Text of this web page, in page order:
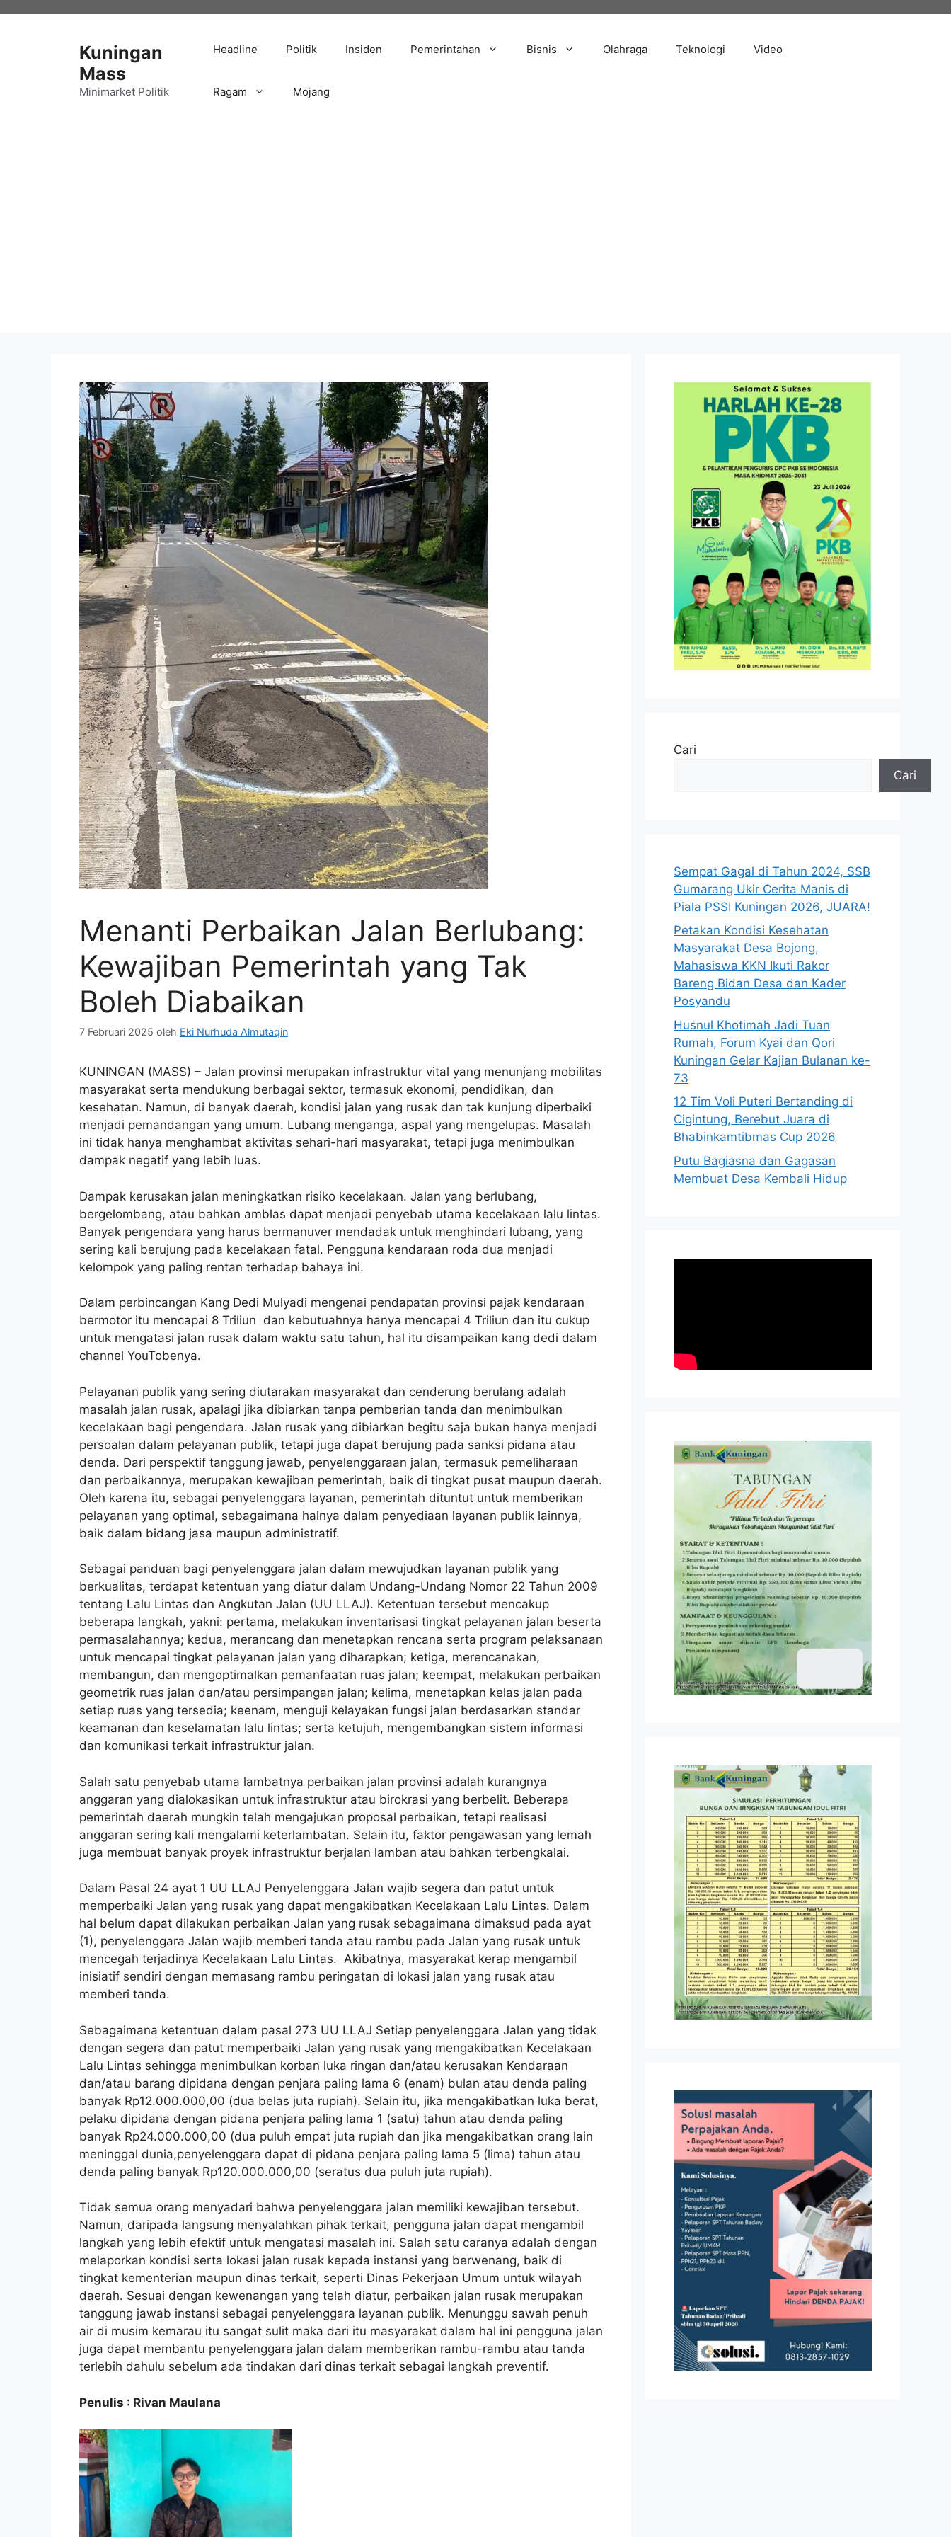
Kuningan
Mass
Minimarket Politik
Headline Politik Insiden Pemerintahan Bisnis Olahraga Teknologi Video
Ragam Mojang
Menanti Perbaikan Jalan Berlubang:
Kewajiban Pemerintah yang Tak
Boleh Diabaikan
7 Februari 2025 oleh Eki Nurhuda Almutaqin
KUNINGAN (MASS) – Jalan provinsi merupakan infrastruktur vital yang menunjang mobilitas
masyarakat serta mendukung berbagai sektor, termasuk ekonomi, pendidikan, dan
kesehatan. Namun, di banyak daerah, kondisi jalan yang rusak dan tak kunjung diperbaiki
menjadi pemandangan yang umum. Lubang menganga, aspal yang mengelupas. Masalah
ini tidak hanya menghambat aktivitas sehari-hari masyarakat, tetapi juga menimbulkan
dampak negatif yang lebih luas.
Dampak kerusakan jalan meningkatkan risiko kecelakaan. Jalan yang berlubang,
bergelombang, atau bahkan amblas dapat menjadi penyebab utama kecelakaan lalu lintas.
Banyak pengendara yang harus bermanuver mendadak untuk menghindari lubang, yang
sering kali berujung pada kecelakaan fatal. Pengguna kendaraan roda dua menjadi
kelompok yang paling rentan terhadap bahaya ini.
Dalam perbincangan Kang Dedi Mulyadi mengenai pendapatan provinsi pajak kendaraan
bermotor itu mencapai 8 Triliun dan kebutuahnya hanya mencapai 4 Triliun dan itu cukup
untuk mengatasi jalan rusak dalam waktu satu tahun, hal itu disampaikan kang dedi dalam
channel YouTobenya.
Pelayanan publik yang sering diutarakan masyarakat dan cenderung berulang adalah
masalah jalan rusak, apalagi jika dibiarkan tanpa pemberian tanda dan menimbulkan
kecelakaan bagi pengendara. Jalan rusak yang dibiarkan begitu saja bukan hanya menjadi
persoalan dalam pelayanan publik, tetapi juga dapat berujung pada sanksi pidana atau
denda. Dari perspektif tanggung jawab, penyelenggaraan jalan, termasuk pemeliharaan
dan perbaikannya, merupakan kewajiban pemerintah, baik di tingkat pusat maupun daerah.
Oleh karena itu, sebagai penyelenggara layanan, pemerintah dituntut untuk memberikan
pelayanan yang optimal, sebagaimana halnya dalam penyediaan layanan publik lainnya,
baik dalam bidang jasa maupun administratif.
Sebagai panduan bagi penyelenggara jalan dalam mewujudkan layanan publik yang
berkualitas, terdapat ketentuan yang diatur dalam Undang-Undang Nomor 22 Tahun 2009
tentang Lalu Lintas dan Angkutan Jalan (UU LLAJ). Ketentuan tersebut mencakup
beberapa langkah, yakni: pertama, melakukan inventarisasi tingkat pelayanan jalan beserta
permasalahannya; kedua, merancang dan menetapkan rencana serta program pelaksanaan
untuk mencapai tingkat pelayanan jalan yang diharapkan; ketiga, merencanakan,
membangun, dan mengoptimalkan pemanfaatan ruas jalan; keempat, melakukan perbaikan
geometrik ruas jalan dan/atau persimpangan jalan; kelima, menetapkan kelas jalan pada
setiap ruas yang tersedia; keenam, menguji kelayakan fungsi jalan berdasarkan standar
keamanan dan keselamatan lalu lintas; serta ketujuh, mengembangkan sistem informasi
dan komunikasi terkait infrastruktur jalan.
Salah satu penyebab utama lambatnya perbaikan jalan provinsi adalah kurangnya
anggaran yang dialokasikan untuk infrastruktur atau birokrasi yang berbelit. Beberapa
pemerintah daerah mungkin telah mengajukan proposal perbaikan, tetapi realisasi
anggaran sering kali mengalami keterlambatan. Selain itu, faktor pengawasan yang lemah
juga membuat banyak proyek infrastruktur berjalan lamban atau bahkan terbengkalai.
Dalam Pasal 24 ayat 1 UU LLAJ Penyelenggara Jalan wajib segera dan patut untuk
memperbaiki Jalan yang rusak yang dapat mengakibatkan Kecelakaan Lalu Lintas. Dalam
hal belum dapat dilakukan perbaikan Jalan yang rusak sebagaimana dimaksud pada ayat
(1), penyelenggara Jalan wajib memberi tanda atau rambu pada Jalan yang rusak untuk
mencegah terjadinya Kecelakaan Lalu Lintas. Akibatnya, masyarakat kerap mengambil
inisiatif sendiri dengan memasang rambu peringatan di lokasi jalan yang rusak atau
memberi tanda.
Sebagaimana ketentuan dalam pasal 273 UU LLAJ Setiap penyelenggara Jalan yang tidak
dengan segera dan patut memperbaiki Jalan yang rusak yang mengakibatkan Kecelakaan
Lalu Lintas sehingga menimbulkan korban luka ringan dan/atau kerusakan Kendaraan
dan/atau barang dipidana dengan penjara paling lama 6 (enam) bulan atau denda paling
banyak Rp12.000.000,00 (dua belas juta rupiah). Selain itu, jika mengakibatkan luka berat,
pelaku dipidana dengan pidana penjara paling lama 1 (satu) tahun atau denda paling
banyak Rp24.000.000,00 (dua puluh empat juta rupiah dan jika mengakibatkan orang lain
meninggal dunia,penyelenggara dapat di pidana penjara paling lama 5 (lima) tahun atau
denda paling banyak Rp120.000.000,00 (seratus dua puluh juta rupiah).
Tidak semua orang menyadari bahwa penyelenggara jalan memiliki kewajiban tersebut.
Namun, daripada langsung menyalahkan pihak terkait, pengguna jalan dapat mengambil
langkah yang lebih efektif untuk mengatasi masalah ini. Salah satu caranya adalah dengan
melaporkan kondisi serta lokasi jalan rusak kepada instansi yang berwenang, baik di
tingkat kementerian maupun dinas terkait, seperti Dinas Pekerjaan Umum untuk wilayah
daerah. Sesuai dengan kewenangan yang telah diatur, perbaikan jalan rusak merupakan
tanggung jawab instansi sebagai penyelenggara layanan publik. Menunggu sawah penuh
air di musim kemarau itu sangat sulit maka dari itu masyarakat dalam hal ini pengguna jalan
juga dapat membantu penyelenggara jalan dalam memberikan rambu-rambu atau tanda
terlebih dahulu sebelum ada tindakan dari dinas terkait sebagai langkah preventif.
Penulis : Rivan Maulana
Cari
Cari
Sempat Gagal di Tahun 2024, SSB
Gumarang Ukir Cerita Manis di
Piala PSSI Kuningan 2026, JUARA!
Petakan Kondisi Kesehatan
Masyarakat Desa Bojong,
Mahasiswa KKN Ikuti Rakor
Bareng Bidan Desa dan Kader
Posyandu
Husnul Khotimah Jadi Tuan
Rumah, Forum Kyai dan Qori
Kuningan Gelar Kajian Bulanan ke-
73
12 Tim Voli Puteri Bertanding di
Cigintung, Berebut Juara di
Bhabinkamtibmas Cup 2026
Putu Bagiasna dan Gagasan
Membuat Desa Kembali Hidup